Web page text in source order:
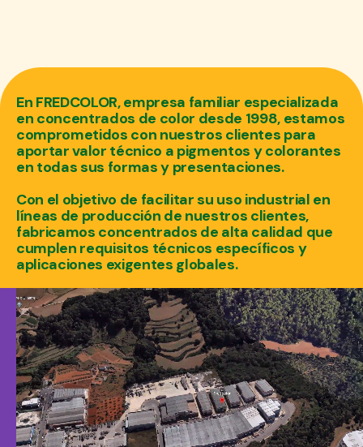
En FREDCOLOR, empresa familiar especializada
en concentrados de color desde 1998, estamos
comprometidos con nuestros clientes para
aportar valor técnico a pigmentos y colorantes
en todas sus formas y presentaciones.
Con el objetivo de facilitar su uso industrial en
líneas de producción de nuestros clientes,
fabricamos concentrados de alta calidad que
cumplen requisitos técnicos específicos y
aplicaciones exigentes globales.